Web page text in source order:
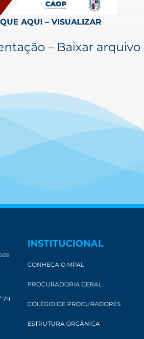
AQUI – VISUALIZAR
– Baixar arquivo
79,
INSTITUCIONAL
CONHEÇA O MPAL
PROCURADORIA GERAL
COLÉGIO DE PROCURADORES
ESTRUTURA ORGÂNICA